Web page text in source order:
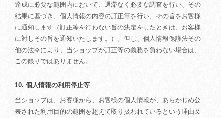
達成に必要な範囲内において、遅滞なく必要な調査を行い、その
結果に基づき、個人情報の内容の訂正等を行い、その旨をお客様
に通知します（訂正等を行わない旨の決定をしたときは、お客様
に対しその旨を通知いたします。）。但し、個人情報保護法その
他の法令により、当ショップが訂正等の義務を負わない場合は、
この限りではありません。
10. 個人情報の利用停止等
当ショップは、お客様から、お客様の個人情報が、あらかじめ公
表された利用目的の範囲を超えて取り扱われているという理由又